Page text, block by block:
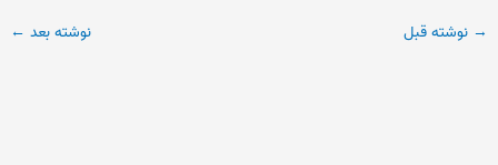
→ نوشته قبل نوشته بعد ←